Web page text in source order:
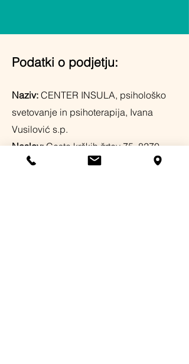
Podatki o podjetju:
Naziv: CENTER INSULA, psihološko
svetovanje in psihoterapija, Ivana
Vusilović s.p.
Naslov:​Cesta krških žrtev 75, 8270
Krško